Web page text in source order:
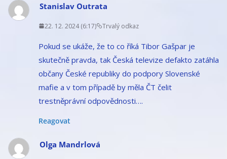
Stanislav Outrata
22. 12. 2024 (6:17) Trvalý odkaz
Pokud se ukáže, že to co říká Tibor Gašpar je
skutečně pravda, tak Česká televize defakto zatáhla
občany České republiky do podpory Slovenské
mafie a v tom případě by měla ČT čelit
trestněprávní odpovědnosti….
Reagovat
Olga Mandrlová